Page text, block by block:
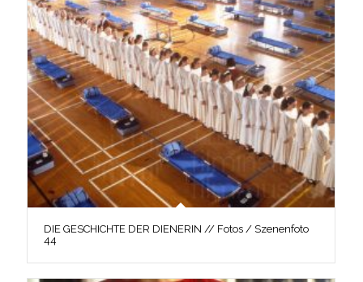
DIE GESCHICHTE DER DIENERIN // Fotos / Szenenfoto
44